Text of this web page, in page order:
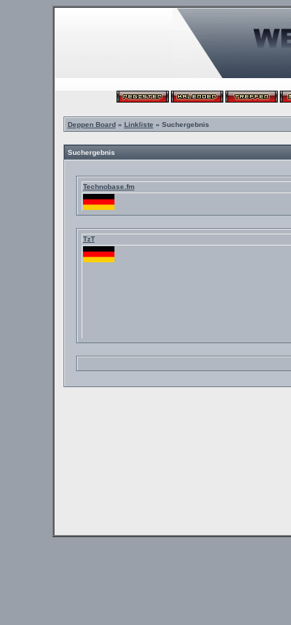
Deppen Board» Linkliste » Suchergebnis
Suchergebnis
Technobase.fm
TzT